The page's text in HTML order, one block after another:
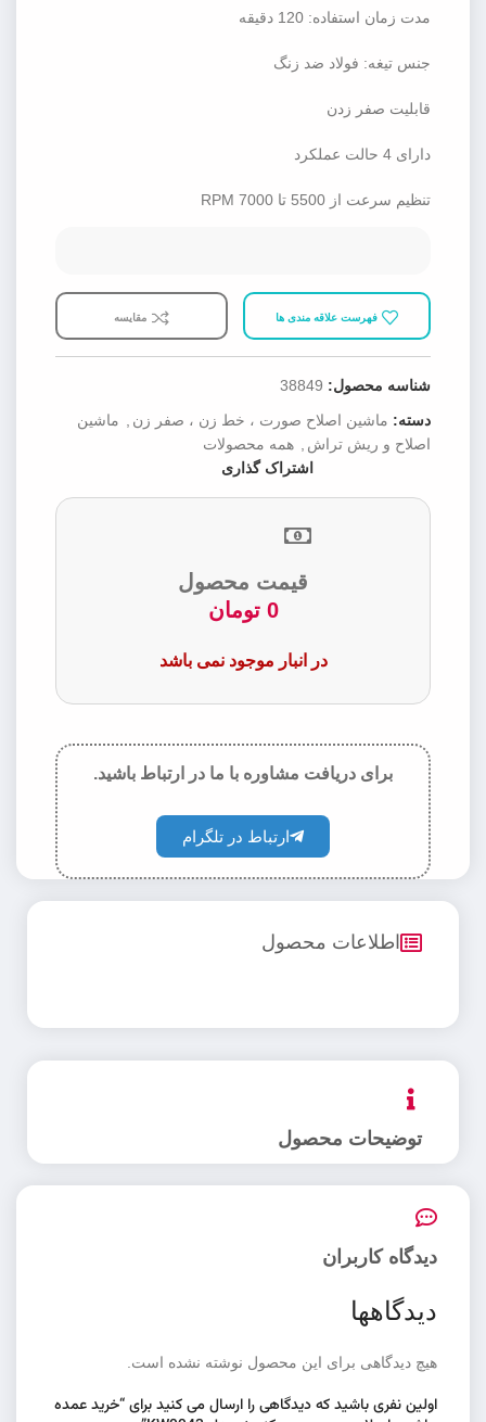
مدت زمان استفاده: 120 دقیقه
جنس تیغه: فولاد ضد زنگ
قابلیت صفر زدن
دارای 4 حالت عملکرد
تنظیم سرعت از 5500 تا 7000 RPM
فهرست علاقه مندی ها مقایسه
شناسه محصول: 38849
دسته: ماشین اصلاح صورت ، خط زن ، صفر زن , ماشین
اصلاح و ریش تراش , همه محصولات
اشتراک گذاری
قیمت محصول
0 تومان
در انبار موجود نمی باشد
برای دریافت مشاوره با ما در ارتباط باشید.
ارتباط در تلگرام
توضیحات محصول
اطلاعات محصول
دیدگاه کاربران
دیدگاهها
هیچ دیدگاهی برای این محصول نوشته نشده است.
اولین نفری باشید که دیدگاهی را ارسال می کنید برای “خرید عمده